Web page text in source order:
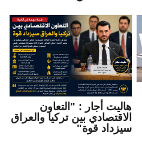
هاليت أجار : "التعاون
الاقتصادي بين تركيا والعراق
سيزداد قوة"